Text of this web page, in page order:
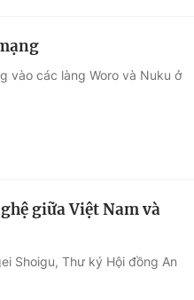
Học trực tuyến
vào các làng Woro và Nuku ở
giữa Việt Nam và
Shoigu, Thư ký Hội đồng An